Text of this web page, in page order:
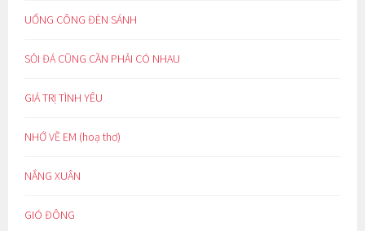
UỔNG CÔNG ĐÈN SÁNH
SỎI ĐÁ CŨNG CẦN PHẢI CÓ NHAU
GIÁ TRỊ TÌNH YÊU
NHỚ VỀ EM (hoạ thơ)
NẮNG XUÂN
GIÓ ĐÔNG